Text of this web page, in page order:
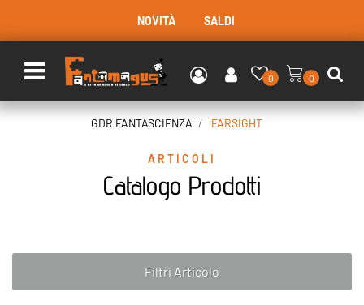
NOVITÀ SALDI
Open menu
0 0
GDR FANTASCIENZA FARSIGHT
ARTICOLI
Catalogo Prodotti
Filtri Articolo